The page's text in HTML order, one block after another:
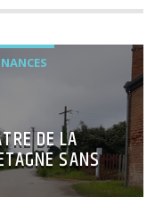
DE LA
SANS